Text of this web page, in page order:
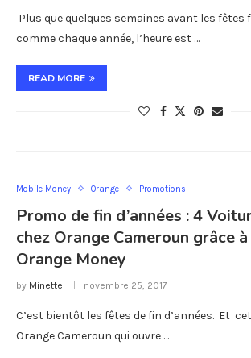
Plus que quelques semaines avant les fêtes
comme chaque année, l’heure est …
READ MORE
Mobile Money Orange Promotions
Promo de fin d’années : 4
chez Orange Cameroun grâce
Orange Money
by Minette novembre 25, 2017
C’est bientôt les fêtes de fin d’années. Et
Orange Cameroun qui ouvre …